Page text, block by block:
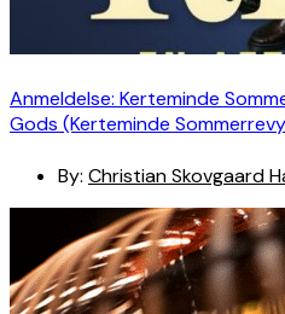
Anmeldelse: Kerteminde
Gods (Kerteminde
By: Christian Skovgaard